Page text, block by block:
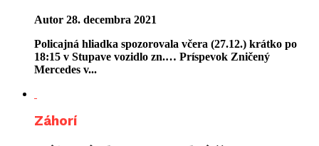
Autor 28. decembra 2021
Policajná hliadka spozorovala včera (27.12.) krátko po
18:15 v Stupave vozidlo zn.… Príspevok Zničený
Mercedes v...
Záhorí